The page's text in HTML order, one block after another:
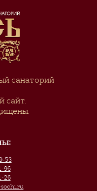
санаторий
сайт.
53
96
26